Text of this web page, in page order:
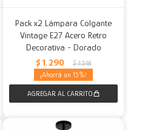
Pack x2 Lámpara Colgante
Vintage E27 Acero Retro
Decorativa - Dorado
$ 1.290 $ 1.518
15